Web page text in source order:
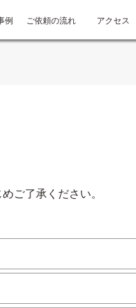
例 ご依頼の流れ アクセス
ご了承ください。